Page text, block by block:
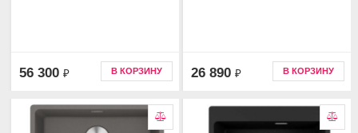
56 300 ₽ В КОРЗИНУ 26 890 ₽ В КОРЗИНУ